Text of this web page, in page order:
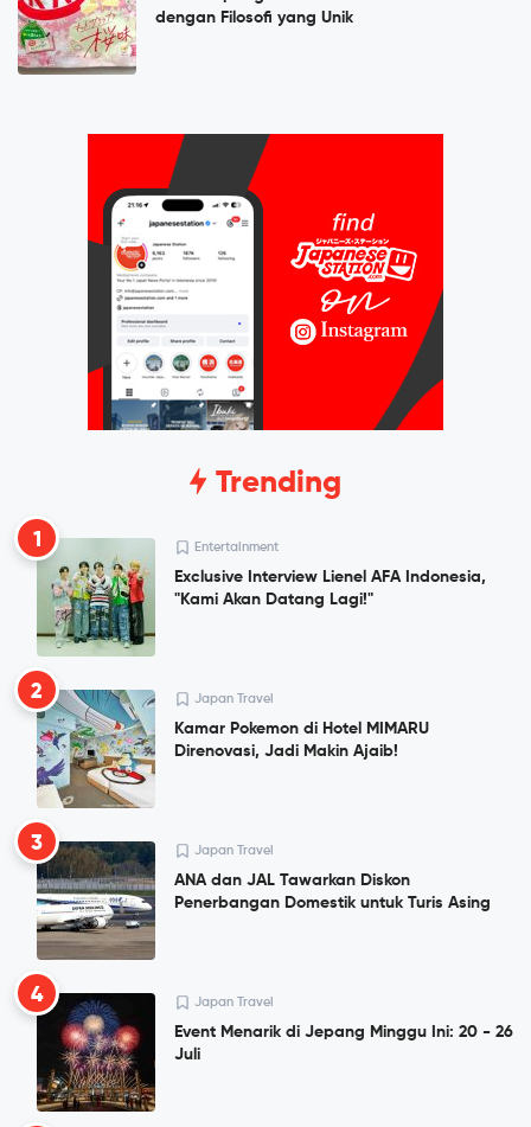
dengan Filosofi yang Unik
Trending
1 Entertainment
Exclusive Interview Lienel AFA Indonesia,
"Kami Akan Datang Lagi!"
2 Japan Travel
Kamar Pokemon di Hotel MIMARU
Direnovasi, Jadi Makin Ajaib!
3 Japan Travel
ANA dan JAL Tawarkan Diskon
Penerbangan Domestik untuk Turis Asing
4 Japan Travel
Event Menarik di Jepang Minggu Ini: 20 - 26
Juli